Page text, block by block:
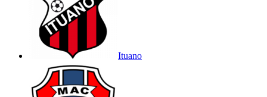
Ituano